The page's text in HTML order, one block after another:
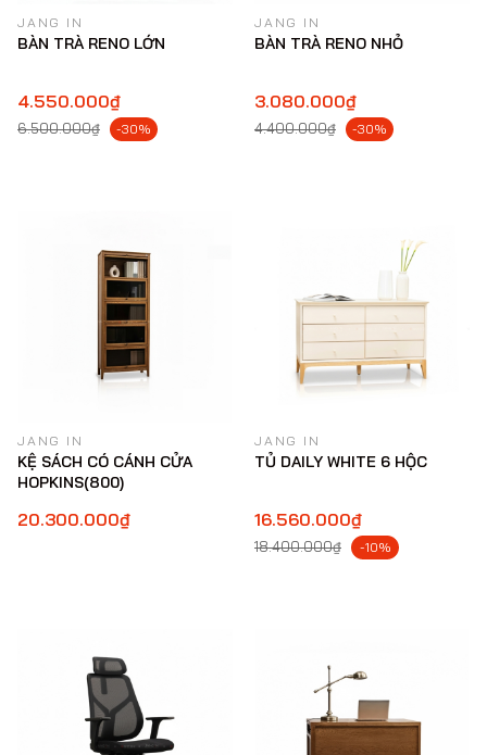
JANG IN
BÀN TRÀ RENO LỚN
4.550.000₫
6.500.000₫ -30%
JANG IN
BÀN TRÀ RENO NHỎ
3.080.000₫
4.400.000₫ -30%
JANG IN
KỆ SÁCH CÓ CÁNH CỬA
HOPKINS(800)
20.300.000₫
JANG IN
TỦ DAILY WHITE 6 HỘC
16.560.000₫
18.400.000₫ -10%